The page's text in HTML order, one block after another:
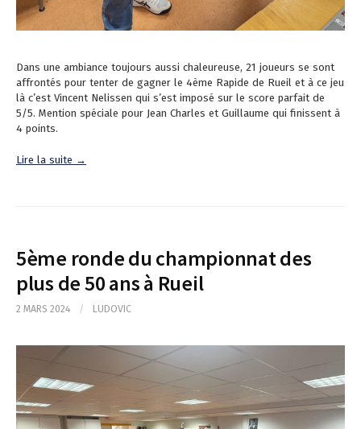
Dans une ambiance toujours aussi chaleureuse, 21 joueurs se sont
affrontés pour tenter de gagner le 4ème Rapide de Rueil et à ce jeu
là c’est Vincent Nelissen qui s’est imposé sur le score parfait de
5/5. Mention spéciale pour Jean Charles et Guillaume qui finissent à
4 points.
Lire la suite →
5ème ronde du championnat des
plus de 50 ans à Rueil
2 MARS 2024 / LUDOVIC